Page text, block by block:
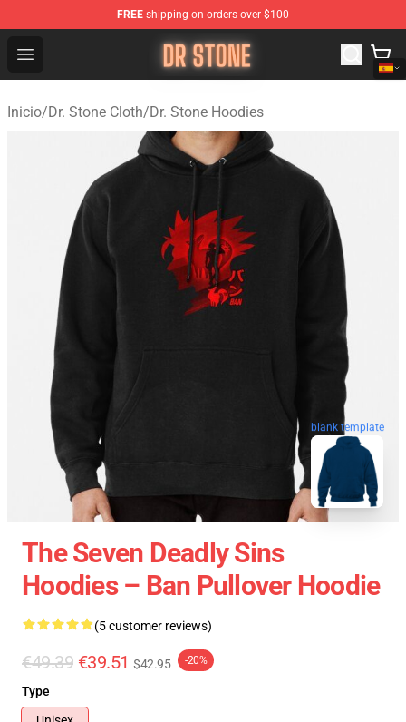
FREE shipping on orders over $100
Open menu
Dr Stone Store - Official Dr Stone Merchandise Shop
Inicio/Dr. Stone Cloth/Dr. Stone Hoodies
blank template
The Seven Deadly Sins
Hoodies – Ban Pullover Hoodie
(5 customer reviews)
€49.39 €39.51 $42.95 -20%
Type